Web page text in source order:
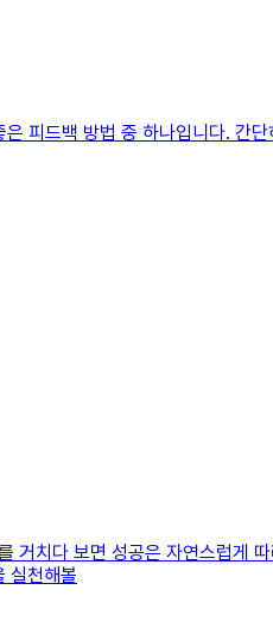
피드백 방법 중 하나입니다. 간
거치다 보면 성공은 자연스럽게
실천해볼